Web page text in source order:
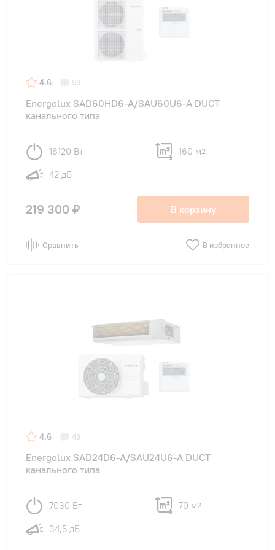
4.6 59
Energolux SAD60HD6-A/SAU60U6-A DUCT
канального типа
16120 Вт 160 м2
42 дБ
219 300 ₽ В корзину
Сравнить В избранное
4.6 43
Energolux SAD24D6-A/SAU24U6-A DUCT
канального типа
7030 Вт 70 м2
34,5 дБ